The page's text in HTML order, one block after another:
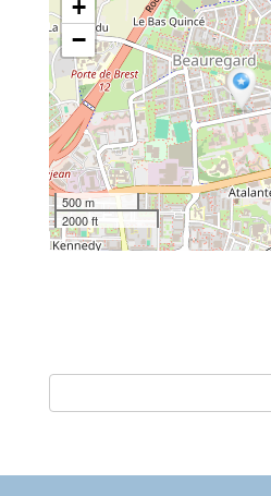
+
−
500 m
2000 ft